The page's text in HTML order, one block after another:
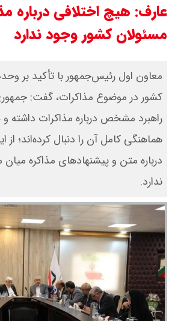
عارف: هیچ اختلافی درباره
مسئولان کشور وجود ندارد
معاون اول رئیس‌جمهور با تأکید بر
کشور در موضوع مذاکرات، گفت:
راهبرد مشخص درباره مذاکرات داشته و
هماهنگی کامل آن را دنبال کرده‌اند؛ از
درباره متن و پیشنهادهای مذاکره
ندارد.